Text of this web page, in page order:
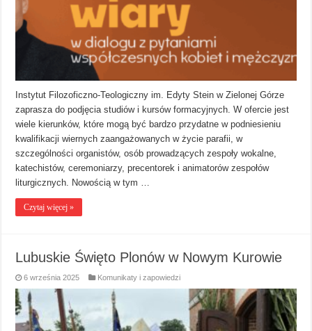
Instytut Filozoficzno-Teologiczny im. Edyty Stein w Zielonej Górze
zaprasza do podjęcia studiów i kursów formacyjnych. W ofercie jest
wiele kierunków, które mogą być bardzo przydatne w podniesieniu
kwalifikacji wiernych zaangażowanych w życie parafii, w
szczególności organistów, osób prowadzących zespoły wokalne,
katechistów, ceremoniarzy, precentorek i animatorów zespołów
liturgicznych. Nowością w tym …
Czytaj więcej »
Lubuskie Święto Plonów w Nowym Kurowie
6 września 2025 Komunikaty i zapowiedzi